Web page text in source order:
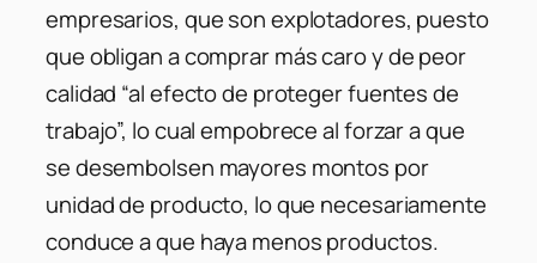
empresarios, que son explotadores, puesto
que obligan a comprar más caro y de peor
calidad “al efecto de proteger fuentes de
trabajo”, lo cual empobrece al forzar a que
se desembolsen mayores montos por
unidad de producto, lo que necesariamente
conduce a que haya menos productos.